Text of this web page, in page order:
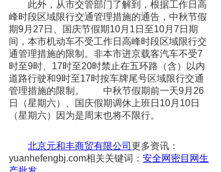
此外，从市交管部门了解到，根据工作日高
峰时段区域限行交通管理措施的通告，中秋节假
期9月27日、国庆节假期10月1日至10月7日期
间，本市机动车不受工作日高峰时段区域限行交
通管理措施的限制。非本市进京载客汽车不受7
时至9时、17时至20时禁止在五环路（含）以内
道路行驶和9时至17时按车牌尾号区域限行交通
管理措施的限制。 中秋节假期前一天9月26
日（星期六）、国庆假期调休上班日10月10日
（星期六）因为是周末也将不限行。
北京元和丰商贸有限公司更多资讯：
yuanhefengbj.com相关关键词：安全网密目网生